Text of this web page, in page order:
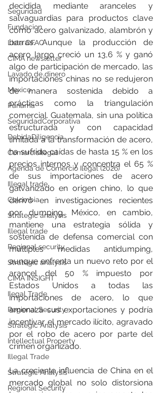
Seguridad
Fundacion
Lista OFAC
CIMA newsletter
Lavado de dinero
Mexico
Panamá
SeguridadCorporativa
DebidaDiligencia
ComercioIlegal
Agenda de Comercio Ilegal (2026)
Illegal trade
Colombia
Strategic analysis
Illegal trade
Regional security
Strategic analysis
CIMA INSIGHT
Ilegal Trade
Regional Security
Strategic Analysis
Intellectual Property
Illegal Trade
Strategic Analysis
Regional Security
decidida mediante aranceles y
salvaguardias para productos clave
como acero galvanizado, alambrón y
barras. Aunque la producción de
acero largo creció un 13,6 % y ganó
algo de participación de mercado, las
importaciones chinas no se redujeron
de manera sostenida debido a
prácticas como la triangulación
comercial. Guatemala, sin una política
estructurada y con capacidad
limitada a la transformación de acero,
ha sufrido caídas de hasta 15 % en los
precios internos y concentra el 65 %
de sus importaciones de acero
galvanizado en origen chino, lo que
derivó en investigaciones recientes
por dumping. México, en cambio,
mantiene una estrategia sólida y
sostenida de defensa comercial con
múltiples medidas antidumping,
aunque enfrenta un nuevo reto por el
arancel del 50 % impuesto por
Estados Unidos a todas las
importaciones de acero, lo que
amenaza sus exportaciones y podría
incentivar el mercado ilícito, agravado
por el robo de acero por parte del
crimen organizado.
La creciente influencia de China en el
mercado global no solo distorsiona